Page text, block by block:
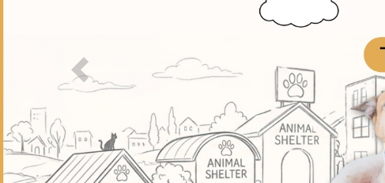
Previous